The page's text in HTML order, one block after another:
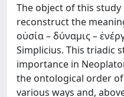
The object of this
reconstruct the
οὐσία – δύναμις –
Simplicius. This triadic
importance in
the ontological order
various ways and,